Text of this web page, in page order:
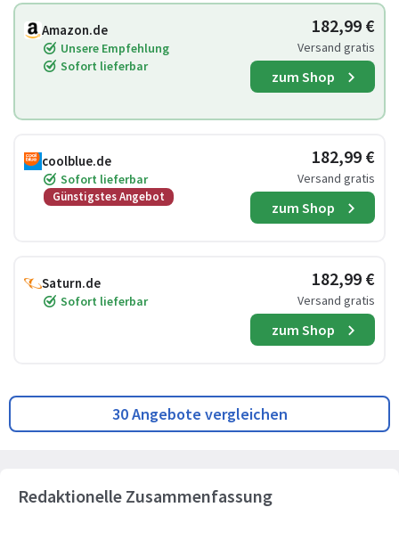
Amazon.de
Unsere Empfehlung
Sofort lieferbar
182,99 €
Versand gratis
zum Shop
coolblue.de
Sofort lieferbar
Günstigstes Angebot
182,99 €
Versand gratis
zum Shop
Saturn.de
Sofort lieferbar
182,99 €
Versand gratis
zum Shop
30 Angebote vergleichen
Redaktionelle Zusammenfassung